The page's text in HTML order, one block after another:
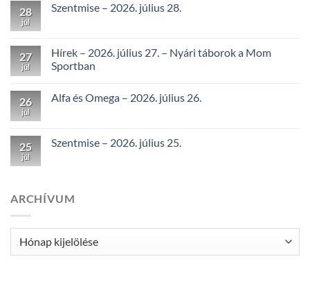
28
júl
Szentmise – 2026. július 28.
27
júl
Hírek – 2026. július 27. – Nyári táborok a Mom
Sportban
26
júl
Alfa és Omega – 2026. július 26.
25
júl
Szentmise – 2026. július 25.
ARCHÍVUM
Archívum